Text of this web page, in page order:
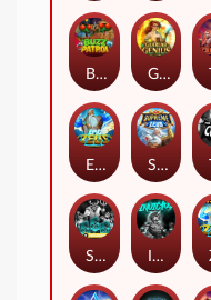
Buzz Patrol Gearlab Genius
Epic Ze Zeus Supreme Zeus
SixSixSix Invictus